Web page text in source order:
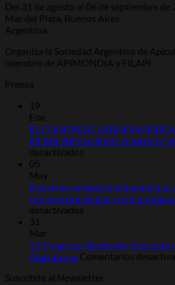
Del 31 de agosto al 06 de septiembre de
Mar del Plata, Buenos Aires
Argentina.
Organiza la Sociedad Argentina de
miembro de APIMONDIA y FILAPI.
Prensa
19
Ene
EL CONGRESO
FILAPI 2026 VUELVE A
desactivados
DE
VUELVE
A
05
May
Nuestros amigos de Apimondia se
congreso inolvidable en
desactivados
de
Apimondia
preparan
31
Mar
21 Congreso Nacional y
Apicultores Comentarios
Suscribite al Newsletter